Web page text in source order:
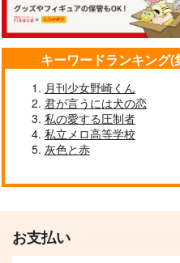
mori's secret with au
青色みかん
440円（税込）
岩泉一×及川徹
サンプル
作品詳細
ロンド
ンコさん~
はるのうた
1,980円
キーワードランキング
月刊少女野崎くん
君が言うには犬の恋
私の愛する圧制者
私立メロ高等学校
灰色と赤
お支払い